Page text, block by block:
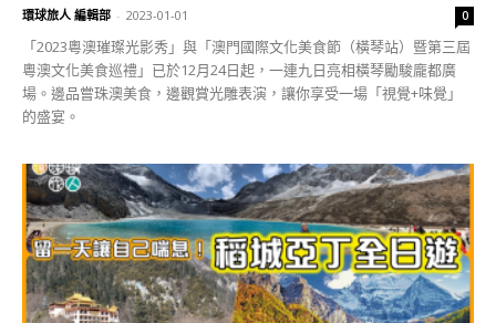
環球旅人 編輯部 - 2023-01-01 0
「2023粵澳璀璨光影秀」與「澳門國際文化美食節（橫琴站）暨第三屆
粵澳文化美食巡禮」已於12月24日起，一連九日亮相橫琴勵駿龐都廣
場。邊品嘗珠澳美食，邊觀賞光雕表演，讓你享受一場「視覺+味覺」
的盛宴。